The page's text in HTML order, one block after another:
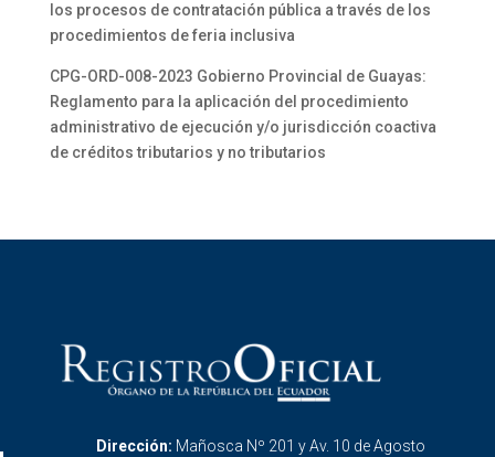
los procesos de contratación pública a través de los
procedimientos de feria inclusiva
CPG-ORD-008-2023 Gobierno Provincial de Guayas:
Reglamento para la aplicación del procedimiento
administrativo de ejecución y/o jurisdicción coactiva
de créditos tributarios y no tributarios
Dirección: Mañosca Nº 201 y Av. 10 de Agosto